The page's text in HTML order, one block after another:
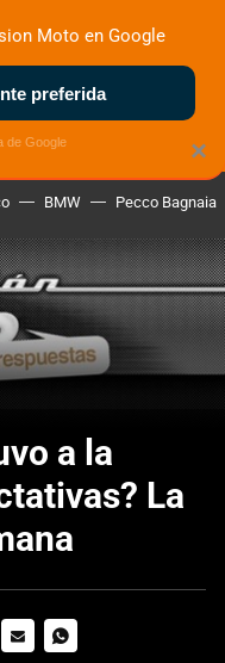
MOTOS ELÉCTRICAS
BMW Pecco Bagnaia
a la
La
×
Moto en Google
preferida
de Google